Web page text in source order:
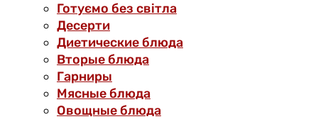
Готуємо без світла
Десерти
Диетические блюда
Вторые блюда
Гарниры
Мясные блюда
Овощные блюда